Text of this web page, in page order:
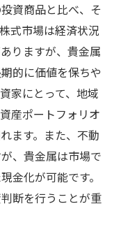
資商品と比べ、そ
式市場は経済状況
りますが、貴金属
的に価値を保ちや
家にとって、地域
産ポートフォリオ
ます。また、不動
、貴金属は市場で
金化が可能です。
断を行うことが重